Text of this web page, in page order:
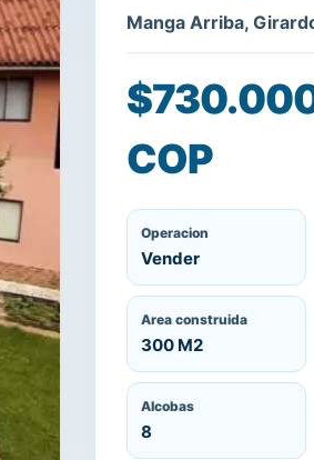
Manga Arriba,
COP
Operacion
Vender
Area construida
300 M2
Alcobas
8